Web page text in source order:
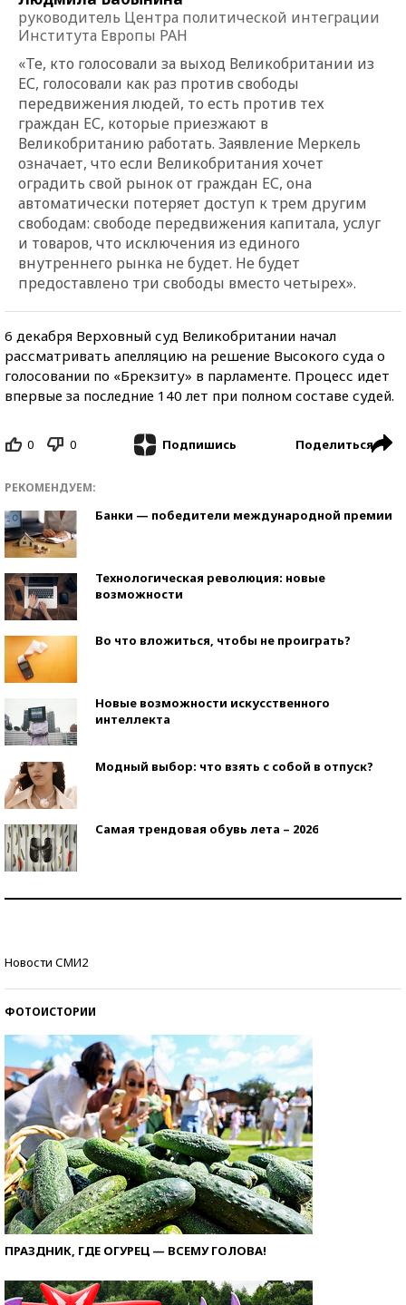
руководитель Центра политической интеграции
Института Европы РАН
«Те, кто голосовали за выход Великобритании из
ЕС, голосовали как раз против свободы
передвижения людей, то есть против тех
граждан ЕС, которые приезжают в
Великобританию работать. Заявление Меркель
означает, что если Великобритания хочет
оградить свой рынок от граждан ЕС, она
автоматически потеряет доступ к трем другим
свободам: свободе передвижения капитала, услуг
и товаров, что исключения из единого
внутреннего рынка не будет. Не будет
предоставлено три свободы вместо четырех».
6 декабря Верховный суд Великобритании начал
рассматривать апелляцию на решение Высокого суда о
голосовании по «Брекзиту» в парламенте. Процесс идет
впервые за последние 140 лет при полном составе судей.
0 0 Подпишись Поделиться
РЕКОМЕНДУЕМ:
Банки — победители международной премии
Технологическая революция: новые
возможности
Во что вложиться, чтобы не проиграть?
Новые возможности искусственного
интеллекта
Модный выбор: что взять с собой в отпуск?
Самая трендовая обувь лета – 2026
Новости СМИ2
ФОТОИСТОРИИ
ПРАЗДНИК, ГДЕ ОГУРЕЦ — ВСЕМУ ГОЛОВА!